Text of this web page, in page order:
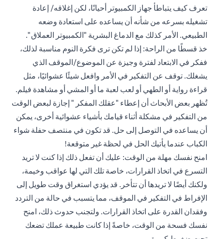
تعرف كيف يتباطأ جهاز الكمبيوتر أحيانًا، لكن إغلاقه/ إعادة
تشغيله بسرعه من شأنه أن يساعده على استعادة وضعه
الطبيعي. الأمر كذلك مع الدماغ البشرية "الكمبيوتر العملاق ".
خذ قسطًا من الراحة: إذا لم تكن ترى فكرة النوم مناسبة لذلك،
ففكر في الابتعاد لفترة وجيزة عن الموضوع/الموقف الذي
يشغلك. توقف عن التفكير في الأمر وافعل شيئًا عشوائيًا، مثل
قراءة رواية أو الطهي أو لعب لعبة ما أو المشي أو مشاهدة فيلم.
تُظهر بعض الأبحاث أن إعطاء "عقلك المفكر " إجازة لبعض الوقت
من التفكير في مشكلة أثناء قيامك بأشياء عشوائية أخرى، يمكن
أن يساعده في التوصل إلى حل. قد تكون في منتصف حفلة شواء
الكباب عندما يأتيك الحل في لحظة غير متوقعة!
امنح نفسك مهلة من الوقت: عليك أن تفعل ذلك إذا كنت لا تريد
التسرع في اتخاذ القرارات، خاصة تلك التي لها عواقب وخيمة،
ولكنك أيضًا لا تريدها أن تتأخر. قد يؤدي استغراق وقت طويل إلى
الإفراط في التفكير في الموقف، مما يتسبب في حالة من التردد
وفقدان القدرة على اتخاذ القرارات. ولتجنب حدوث ذلك، امنح
نفسك فسحة من الوقت، خاصةً إذا كانت طبيعة عملك تضعك